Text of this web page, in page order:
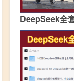
DeepSeek全